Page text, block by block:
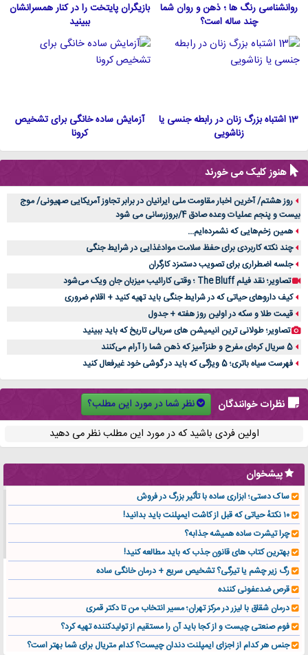
روانشناسی رنگ ها ؛ ذهن و روان شما
چند ساله است؟
بازیگران پایتخت را در کنار همسرانشان
ببینید
13 اشتباه بزرگ زنان در رابطه جنسی یا
زناشویی
آزمایش ساده خانگی برای تشخیص
کرونا
هنوز کلیک می خورند
روز هشتم/ آخرین اخبار مقاومت ملی ایرانیان در برابر تجاوز آمریکایی صهیونی/ موج
بیست و پنجم عملیات وعده صادق 4/بروزرسانی می شود
همین زخم‌هایی که نشمرده‌ایم...
چند نکته کاربردی برای حفظ سلامت موادغذایی در شرایط جنگی
جلسه اضطراری برای تصویب دستمزد کارگران
تصاویر؛ نقد فیلم The Bluff ؛ وقتی کارائیب میزبان جان ویک می‌شود
کیف داروهای حیاتی که در شرایط جنگی باید تهیه کنید + اقلام ضروری
قیمت طلا و سکه در اولین روز هفته + جدول
تصاویر؛ طولانی ترین انیمیشن های سریالی تاریخ که باید ببینید
5 سریال کره‌ای مفرح و طنزآمیز که ذهن شما را آرام می‌کنند
فهرست سیاه باتری؛ 5 ویژگی که باید در گوشی خود غیرفعال کنید
نظرات خوانندگان
نظر شما در مورد این مطلب؟
اولین فردی باشید که در مورد این مطلب نظر می دهید
پیشخوان
ساک دستی؛ ابزاری ساده با تأثیر بزرگ در فروش
۱۰ نکتهٔ حیاتی که قبل از کاشت ایمپلنت باید بدانید!
چرا تیشرت ساده همیشه جذابه؟
بهترین کتاب های قانون جذب که باید مطالعه کنید!
رگ زیر چشم یا تیرگی؟ تشخیص سریع + درمان خانگی ساده
قرص ضدعفونی کننده
درمان شقاق با لیزر در مرکز تهران؛ مسیر انتخاب من تا دکتر قمری
فوم صنعتی چیست و از کجا باید آن را مستقیم از تولیدکننده تهیه کرد؟
جنس هر کدام از اجزای ایمپلنت دندان چیست؟ کدام متریال برای شما بهتر است؟